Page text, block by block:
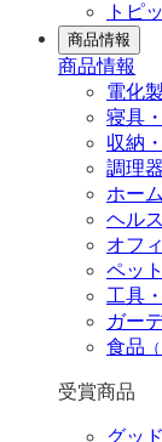
トピ
商品情報
商品情報
電化
寝具
収納
調理
ホー
ヘル
オフ
ペッ
工具
ガー
食品
受賞商品
グッ